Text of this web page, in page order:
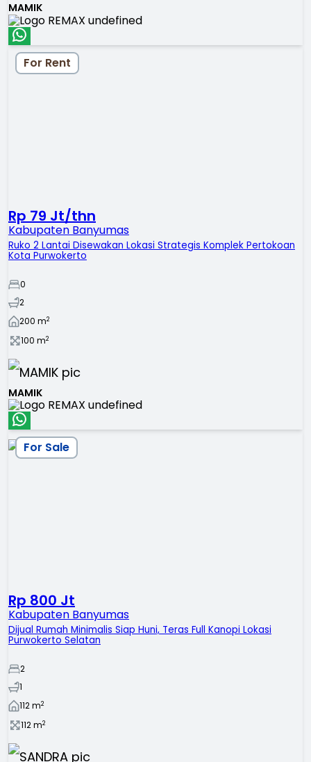
MAMIK
For Rent
Rp 79 Jt/thn
Kabupaten Banyumas
Ruko 2 Lantai Disewakan Lokasi Strategis Komplek Pertokoan
Kota Purwokerto
0
2
200 m2
100 m2
MAMIK
For Sale
Rp 800 Jt
Kabupaten Banyumas
Dijual Rumah Minimalis Siap Huni, Teras Full Kanopi Lokasi
Purwokerto Selatan
2
1
112m2
112m2